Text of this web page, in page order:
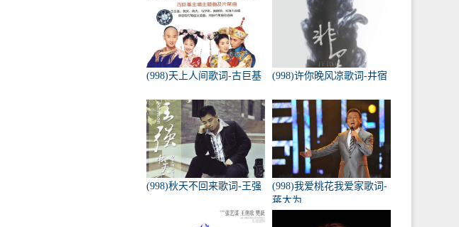
(998)天上人间歌词-古巨基 (998)许你晚风凉歌词-井宿
(998)秋天不回来歌词-王强
(998)我爱桃花我爱家歌词-
蒋大为